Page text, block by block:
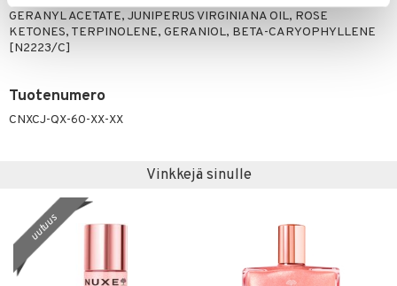
GERANYL ACETATE, JUNIPERUS VIRGINIANA OIL, ROSE
KETONES, TERPINOLENE, GERANIOL, BETA-CARYOPHYLLENE
[N2223/C]
Tuotenumero
CNXCJ-QX-60-XX-XX
Vinkkejä sinulle
uutuus